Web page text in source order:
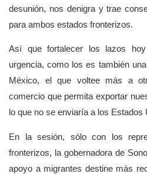
desunión, nos denigra y trae
para ambos estados fronterizos.
Así que fortalecer los lazos
urgencia, como los es también
México, el que voltee más a
comercio que permita exportar
lo que no se enviaría a los Estados
En la sesión, sólo con los
fronterizos, la gobernadora de
apoyo a migrantes destine más